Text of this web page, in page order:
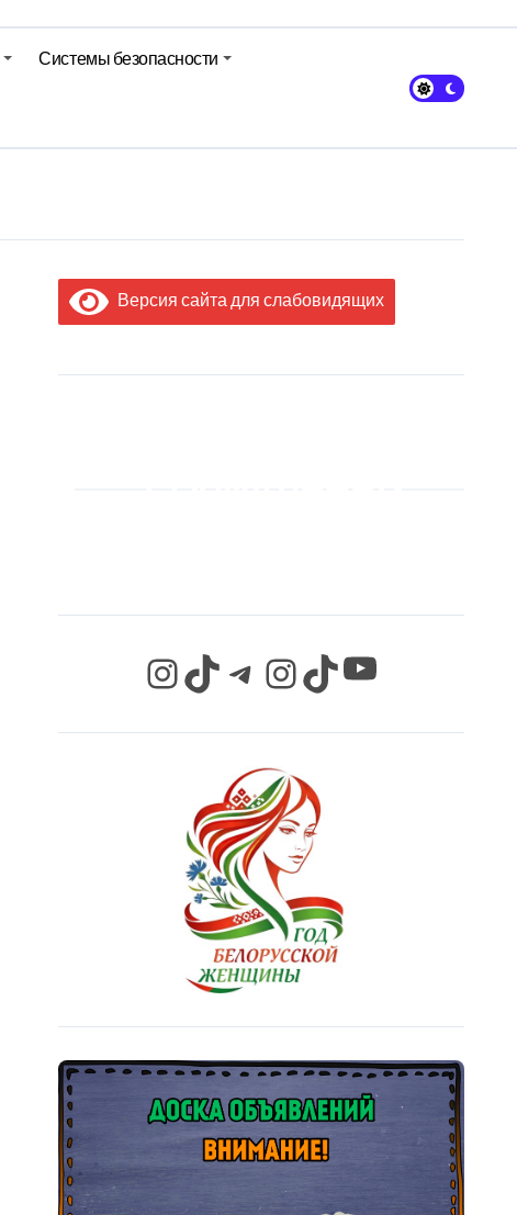
Системы безопасности
Версия сайта для слабовидящих
InstagramTikTok Telegram InstagramTikTok YouTube